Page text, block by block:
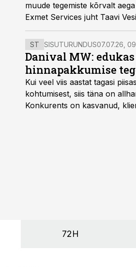
muude tegemiste kõrvalt
Exmet Services juht Taavi
ST SISUTURUNDUS07.07.26,
Danival MW:
hinnapakkumise
Kui veel viis aastat tagasi
kohtumisest, siis täna on
Konkurents on kasvanud,
72H